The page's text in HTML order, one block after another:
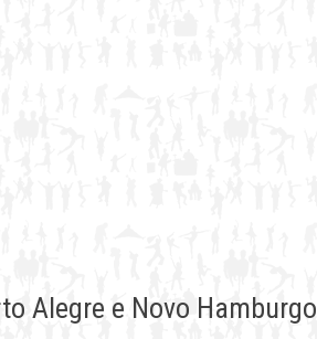
Alegre e Novo Hamburgo